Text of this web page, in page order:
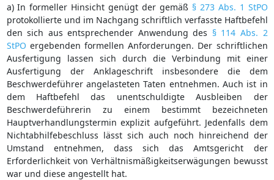
a) In formeller Hinsicht genügt der gemäß § 273 Abs. 1 StPO
protokollierte und im Nachgang schriftlich verfasste Haftbefehl
den sich aus entsprechender Anwendung des § 114 Abs. 2
StPO ergebenden formellen Anforderungen. Der schriftlichen
Ausfertigung lassen sich durch die Verbindung mit einer
Ausfertigung der Anklageschrift insbesondere die dem
Beschwerdeführer angelasteten Taten entnehmen. Auch ist in
dem Haftbefehl das unentschuldigte Ausbleiben der
Beschwerdeführerin zu einem bestimmt bezeichneten
Hauptverhandlungstermin explizit aufgeführt. Jedenfalls dem
Nichtabhilfebeschluss lässt sich auch noch hinreichend der
Umstand entnehmen, dass sich das Amtsgericht der
Erforderlichkeit von Verhältnismäßigkeitserwägungen bewusst
war und diese angestellt hat.